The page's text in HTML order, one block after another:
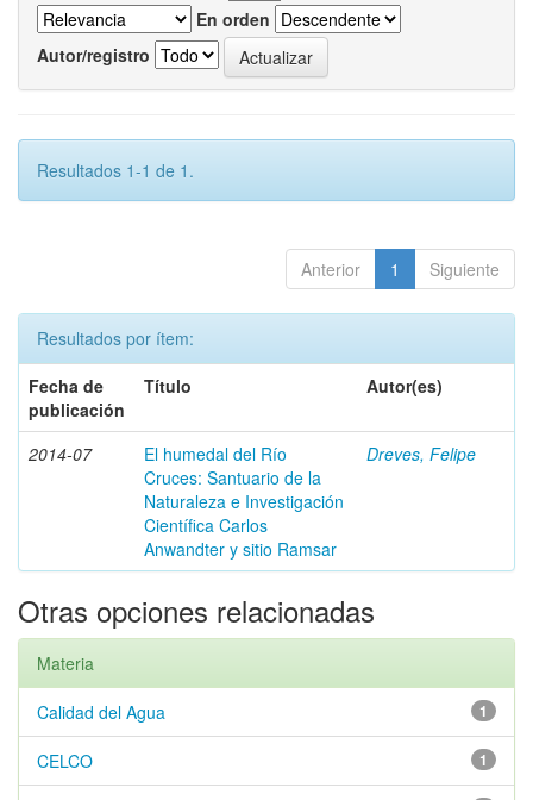
En orden
Autor/registro
Resultados 1-1 de 1.
Anterior 1 Siguiente
Resultados por ítem:
Fecha de
publicación
Título Autor(es)
2014-07
El humedal del Río
Cruces: Santuario de la
Naturaleza e Investigación
Científica Carlos
Anwandter y sitio Ramsar
Dreves, Felipe
Otras opciones relacionadas
Materia
1
Calidad del Agua
1
CELCO